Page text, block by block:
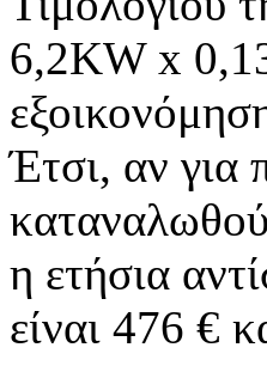
6,2KW x
Έτσι, αν για
η ετήσια
είναι 476 €